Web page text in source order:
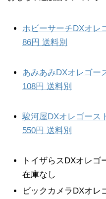
ホビーサーチDXオレ
86円 送料別
あみあみDXオレゴー
108円 送料別
駿河屋DXオレゴース
550円 送料別
トイザらスDXオレゴ
在庫なし
ビックカメラDXオレ